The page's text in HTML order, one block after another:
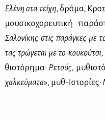
Ελέ­νη στα τεί­χη, δρά­μα,
μου­σι­κο­χο­ρευ­τι­κή
Σα­λο­νί­κης στις πα­ρά­γκες με
τας τρώ­γε­ται με το κου­κού­τσι,
θι­στό­ρη­μα· Ρε­τούς,
χαλ­κεύ­μα­τα», μυθ-Ιστο­ρί­ες·